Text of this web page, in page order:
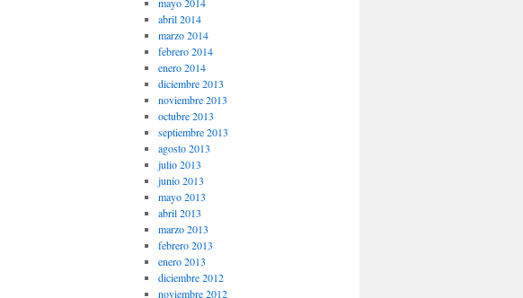
abril 2014
marzo 2014
febrero 2014
enero 2014
diciembre 2013
noviembre 2013
octubre 2013
septiembre 2013
agosto 2013
julio 2013
junio 2013
mayo 2013
abril 2013
marzo 2013
febrero 2013
enero 2013
diciembre 2012
noviembre 2012